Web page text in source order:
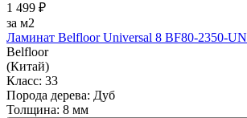
1 499 ₽
за м2
Ламинат Belfloor Universal 8 BF80-2350-UN
Belfloor
(Китай)
Класс: 33
Порода дерева: Дуб
Толщина: 8 мм